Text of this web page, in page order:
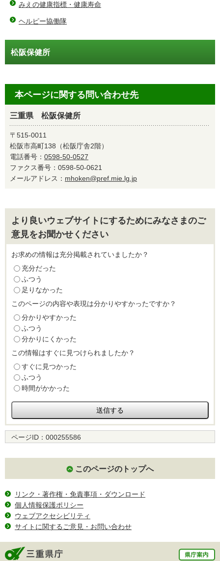
みえの健康指標・健康寿命
ヘルピー協働隊
松阪保健所
本ページに関する問い合わせ先
三重県 松阪保健所
〒515-0011
松阪市高町138（松阪庁舎2階）
電話番号： 0598-50-0527
ファクス番号：0598-50-0621
メールアドレス： mhoken@pref.mie.lg.jp
より良いウェブサイトにするためにみなさまのご
意見をお聞かせください
お求めの情報は充分掲載されていましたか？
充分だった
ふつう
足りなかった
このページの内容や表現は分かりやすかったですか？
分かりやすかった
ふつう
分かりにくかった
この情報はすぐに見つけられましたか？
すぐに見つかった
ふつう
時間がかかった
ページID： 000255586
このページのトップへ
リンク・著作権・免責事項・ダウンロード
個人情報保護ポリシー
ウェブアクセシビリティ
サイトに関するご意見・お問い合わせ